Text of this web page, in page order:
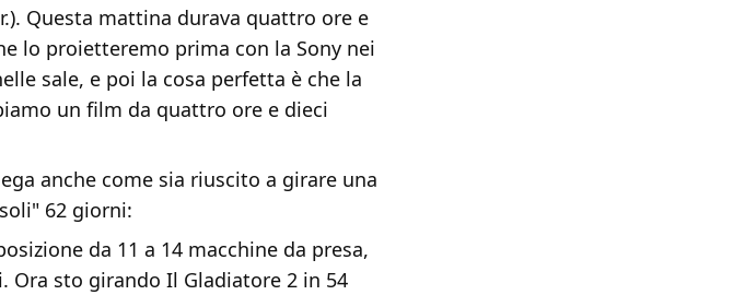
Questa mattina durava quattro ore e
lo proietteremo prima con la Sony nei
sale, e poi la cosa perfetta è che la
un film da quattro ore e dieci
anche come sia riuscito a girare una
62 giorni:
da 11 a 14 macchine da presa,
sto girando Il Gladiatore 2 in 54